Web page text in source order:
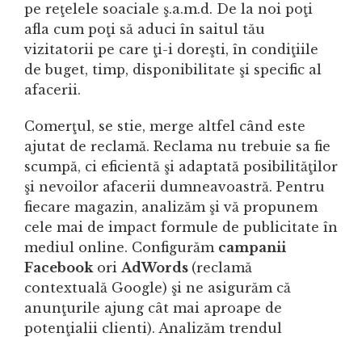
pe reţelele soaciale ş.a.m.d. De la noi poţi
afla cum poţi să aduci în saitul tău
vizitatorii pe care ţi-i doreşti, în condiţiile
de buget, timp, disponibilitate şi specific al
afacerii.
Comerţul, se stie, merge altfel când este
ajutat de reclamă. Reclama nu trebuie sa fie
scumpă, ci eficientă şi adaptată posibilităţilor
şi nevoilor afacerii dumneavoastră. Pentru
fiecare magazin, analizăm şi vă propunem
cele mai de impact formule de publicitate în
mediul online. Configurăm campanii
Facebookori AdWords (reclamă
contextuală Google) şi ne asigurăm că
anunţurile ajung cât mai aproape de
potenţialii clienti). Analizăm trendul